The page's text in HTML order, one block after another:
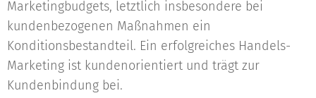
Marketingbudgets, letztlich insbesondere bei
kundenbezogenen Maßnahmen ein
Konditionsbestandteil. Ein erfolgreiches Handels-
Marketing ist kundenorientiert und trägt zur
Kundenbindung bei.